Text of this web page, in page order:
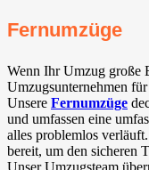
Fernumzüge
Wenn Ihr Umzug große
Umzugsunternehmen
Unsere Fernumzüge
und umfassen eine
alles problemlos
bereit, um den sicheren
Unser Umzugsteam